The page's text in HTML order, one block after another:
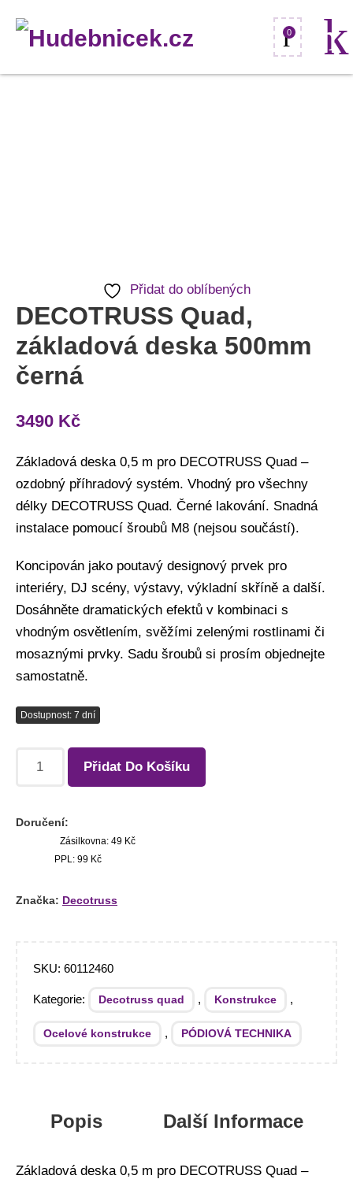
0
Přidat do oblíbených
DECOTRUSS Quad,
základová deska 500mm
černá
3490 Kč
Základová deska 0,5 m pro DECOTRUSS Quad –
ozdobný příhradový systém. Vhodný pro všechny
délky DECOTRUSS Quad. Černé lakování. Snadná
instalace pomoucí šroubů M8 (nejsou součástí).
Koncipován jako poutavý designový prvek pro
interiéry, DJ scény, výstavy, výkladní skříně a další.
Dosáhněte dramatických efektů v kombinaci s
vhodným osvětlením, svěžími zelenými rostlinami či
mosaznými prvky. Sadu šroubů si prosím objednejte
samostatně.
Dostupnost: 7 dní
Přidat Do Košíku
Doručení:
Zásilkovna: 49 Kč
PPL: 99 Kč
Značka: Decotruss
SKU: 60112460
Kategorie: Decotruss quad , Konstrukce ,
Ocelové konstrukce , PÓDIOVÁ TECHNIKA
Popis Další Informace
Základová deska 0,5 m pro DECOTRUSS Quad –